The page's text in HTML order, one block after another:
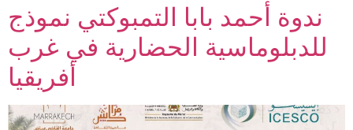
ندوة أحمد بابا التمبوكتي نموذج
للدبلوماسية الحضارية في غرب
أفريقيا